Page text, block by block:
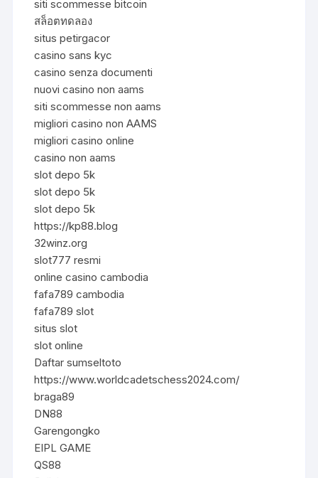
siti scommesse bitcoin
สล็อตทดลอง
situs petirgacor
casino sans kyc
casino senza documenti
nuovi casino non aams
siti scommesse non aams
migliori casino non AAMS
migliori casino online
casino non aams
slot depo 5k
slot depo 5k
slot depo 5k
https://kp88.blog
32winz.org
slot777 resmi
online casino cambodia
fafa789 cambodia
fafa789 slot
situs slot
slot online
Daftar sumseltoto
https://www.worldcadetschess2024.com/
braga89
DN88
Garengongko
EIPL GAME
QS88